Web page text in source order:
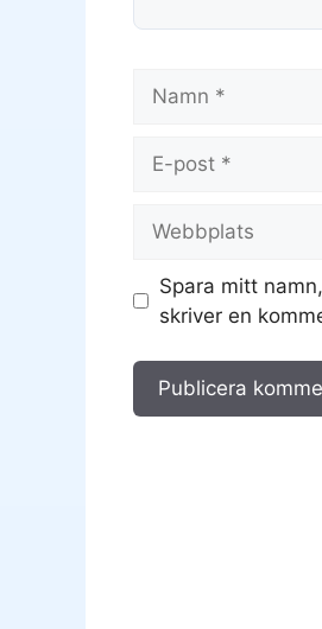
post
Spara mitt
skriver en